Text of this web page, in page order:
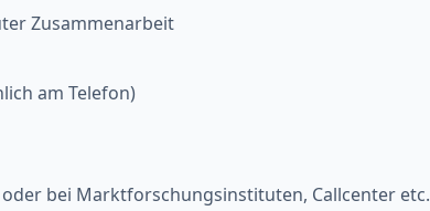
Zusammenarbeit
am Telefon)
bei Marktforschungsinstituten, Callcenter etc.